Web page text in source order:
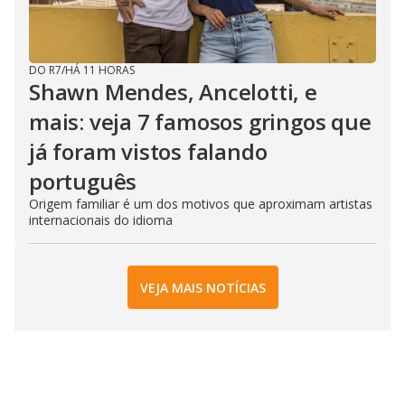
DO R7/HÁ 11 HORAS
Shawn Mendes, Ancelotti, e
mais: veja 7 famosos gringos que
já foram vistos falando
português
Origem familiar é um dos motivos que aproximam artistas
internacionais do idioma
VEJA MAIS NOTÍCIAS